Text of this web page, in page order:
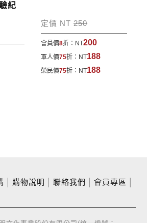
紀
定價 NT250
會員價8折： NT200
軍人價75折： NT188
榮民價75折： NT188
購物說明 聯絡我們 會員專區